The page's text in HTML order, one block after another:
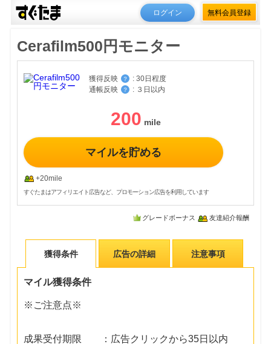
ログイン 無料会員登録
Cerafilm500円モニター
獲得反映 ？ : 30日程度
通帳反映
？ : ３日以内
200
マイルを貯める
+20mile
すぐたまはアフィリエイト広告など、プロモーション広告を利用しています
グレードボーナス 友達紹介報酬
獲得条件 広告の詳細 注意事項
マイル獲得条件
※ご注意点※
成果受付期限 ：広告クリックから35日以内